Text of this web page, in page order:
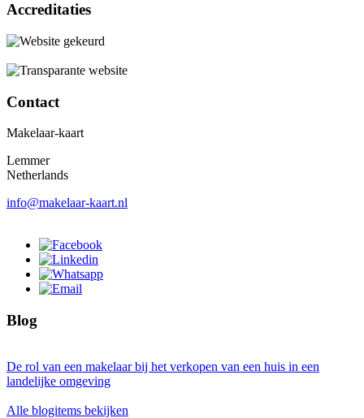
Accreditaties
Contact
Makelaar-kaart
Lemmer
Netherlands
info@makelaar-kaart.nl
Blog
De rol van een makelaar bij het verkopen van een huis in een
landelijke omgeving
Alle blogitems bekijken